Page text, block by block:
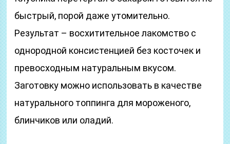
быстрый, порой даже утомительно.
Результат – восхитительное лакомство с
однородной консистенцией без косточек и
превосходным натуральным вкусом.
Заготовку можно использовать в качестве
натурального топпинга для мороженого,
блинчиков или оладий.